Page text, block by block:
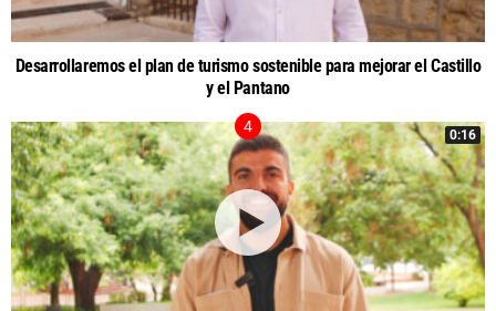
Desarrollaremos el plan de turismo sostenible para mejorar el Castillo
y el Pantano
0:16